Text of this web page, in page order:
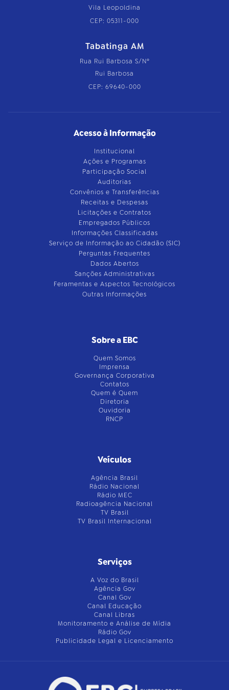
Vila Leopoldina
CEP: 05311-000
Tabatinga AM
Rua Rui Barbosa S/Nº
Rui Barbosa
CEP: 69640-000
Acesso à Informação
Institucional
Ações e Programas
Participação Social
Auditorias
Convênios e Transferências
Receitas e Despesas
Licitações e Contratos
Empregados Públicos
Informações Classificadas
Serviço de Informação ao Cidadão (SIC)
Perguntas Frequentes
Dados Abertos
Sanções Administrativas
Feramentas e Aspectos Tecnológicos
Outras Informações
Sobre a EBC
Quem Somos
Imprensa
Governança Corporativa
Contatos
Quem é Quem
Diretoria
Ouvidoria
RNCP
Veículos
Agência Brasil
Rádio Nacional
Rádio MEC
Radioagência Nacional
TV Brasil
TV Brasil Internacional
Serviços
A Voz do Brasil
Agência Gov
Canal Gov
Canal Educação
Canal Libras
Monitoramento e Análise de Mídia
Rádio Gov
Publicidade Legal e Licenciamento